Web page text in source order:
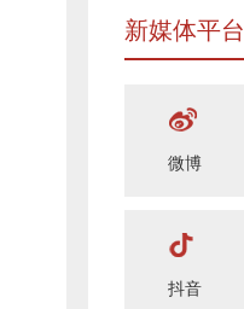
新媒体平台
微博
抖音